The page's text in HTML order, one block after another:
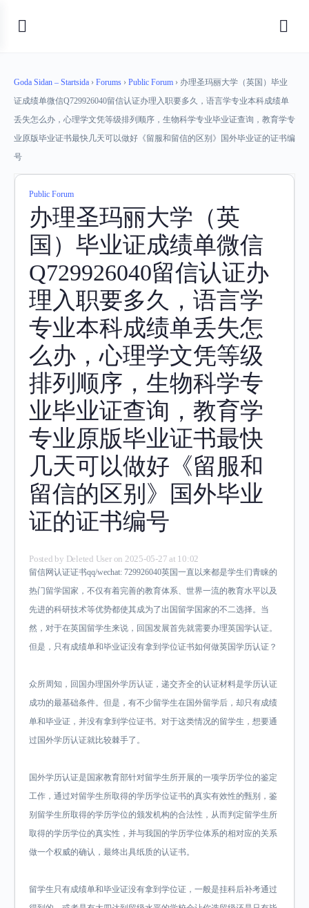
Goda Sidan – Startsida › Forums › Public Forum › 办理圣玛丽大学（英国）毕业
证成绩单微信Q729926040留信认证办理入职要多久，语言学专业本科成绩单
丢失怎么办，心理学文凭等级排列顺序，生物科学专业毕业证查询，教育学专
业原版毕业证书最快几天可以做好《留服和留信的区别》国外毕业证的证书编
号
Public Forum
办理圣玛丽大学（英
国）毕业证成绩单微信
Q729926040留信认证办
理入职要多久，语言学
专业本科成绩单丢失怎
么办，心理学文凭等级
排列顺序，生物科学专
业毕业证查询，教育学
专业原版毕业证书最快
几天可以做好《留服和
留信的区别》国外毕业
证的证书编号
Posted by Deleted User on 2025-05-27 at 10:02
留信网认证证书qq/wechat: 729926040英国一直以来都是学生们青睐的
热门留学国家，不仅有着完善的教育体系、世界一流的教育水平以及
先进的科研技术等优势都使其成为了出国留学国家的不二选择。当
然，对于在英国留学生来说，回国发展首先就需要办理英国学认证。
但是，只有成绩单和毕业证没有拿到学位证书如何做英国学历认证？
众所周知，回国办理国外学历认证，递交齐全的认证材料是学历认证
成功的最基础条件。但是，有不少留学生在国外留学后，却只有成绩
单和毕业证，并没有拿到学位证书。对于这类情况的留学生，想要通
过国外学历认证就比较棘手了。
国外学历认证是国家教育部针对留学生所开展的一项学历学位的鉴定
工作，通过对留学生所取得的学历学位证书的真实有效性的甄别，鉴
别留学生所取得的学历学位的颁发机构的合法性，从而判定留学生所
取得的学历学位的真实性，并与我国的学历学位体系的相对应的关系
做一个权威的确认，最终出具纸质的认证书。
留学生只有成绩单和毕业证没有拿到学位证，一般是挂科后补考通过